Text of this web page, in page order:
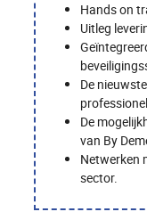
Hands on
Uitleg
De
De
van By
Netwerken
sector.